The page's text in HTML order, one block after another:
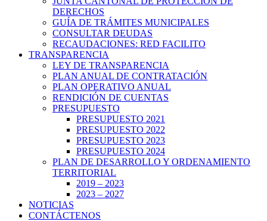
DERECHOS
GUÍA DE TRÁMITES MUNICIPALES
CONSULTAR DEUDAS
RECAUDACIONES: RED FACILITO
TRANSPARENCIA
LEY DE TRANSPARENCIA
PLAN ANUAL DE CONTRATACIÓN
PLAN OPERATIVO ANUAL
RENDICIÓN DE CUENTAS
PRESUPUESTO
PRESUPUESTO 2021
PRESUPUESTO 2022
PRESUPUESTO 2023
PRESUPUESTO 2024
PLAN DE DESARROLLO Y ORDENAMIENTO
TERRITORIAL
2019 – 2023
2023 – 2027
NOTICIAS
CONTÁCTENOS